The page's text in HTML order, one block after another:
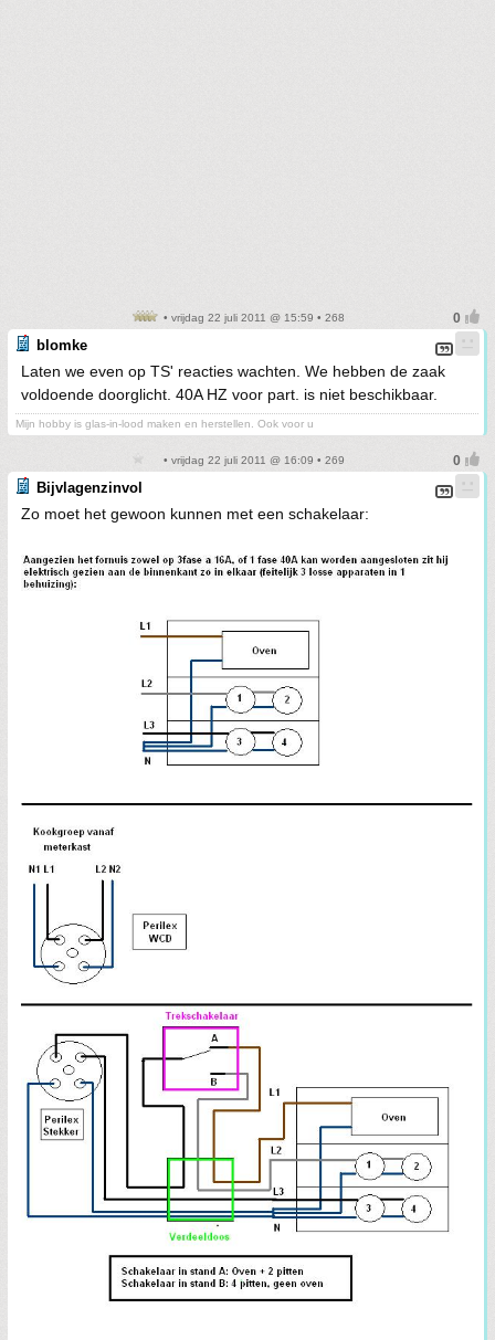
• vrijdag 22 juli 2011 @ 15:59 • 268
blomke
Laten we even op TS' reacties wachten. We hebben de zaak
voldoende doorglicht. 40A HZ voor part. is niet beschikbaar.
Mijn hobby is glas-in-lood maken en herstellen. Ook voor u
• vrijdag 22 juli 2011 @ 16:09 • 269
Bijvlagenzinvol
Zo moet het gewoon kunnen met een schakelaar: